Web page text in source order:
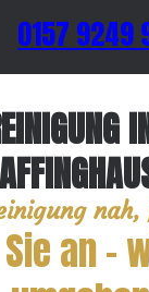
0157 9249
an –